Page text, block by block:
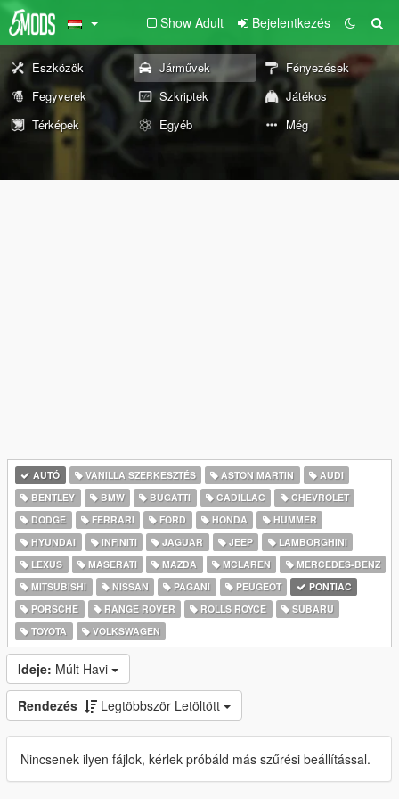
Show Adult Bejelentkezés
Eszközök Járművek
Fényezések
Fegyverek
Szkriptek
Játékos
Térképek
Egyéb Még
AUTÓ VANILLA SZERKESZTÉS ASTON MARTIN
AUDI
BENTLEY
BMW BUGATTI CADILLAC
CHEVROLET
DODGE
FERRARI FORD HONDA
HUMMER
HYUNDAI
INFINITI JAGUAR JEEP
LAMBORGHINI
LEXUS
MASERATI MAZDA MCLAREN
MERCEDES-BENZ
MITSUBISHI
NISSAN PAGANI PEUGEOT
PONTIAC
PORSCHE
RANGE ROVER ROLLS ROYCE
SUBARU
TOYOTA
VOLKSWAGEN
Ideje: Múlt Havi
Rendezés Legtöbbször Letöltött
Nincsenek ilyen fájlok, kérlek próbáld más szűrési beállítással.